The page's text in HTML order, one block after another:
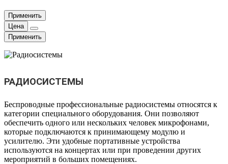
Применить
Цена
Применить
РАДИОСИСТЕМЫ
Беспроводные профессиональные радиосистемы относятся к
категории специального оборудования. Они позволяют
обеспечить одного или нескольких человек микрофонами,
которые подключаются к принимающему модулю и
усилителю. Эти удобные портативные устройства
используются на концертах или при проведении других
мероприятий в больших помещениях.